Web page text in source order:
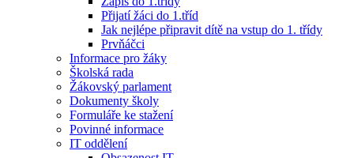
Přijatí žáci do 1.tříd
Jak nejlépe připravit dítě na vstup do 1. třídy
Prvňáčci
Informace pro žáky
Školská rada
Žákovský parlament
Dokumenty školy
Formuláře ke stažení
Povinné informace
IT oddělení